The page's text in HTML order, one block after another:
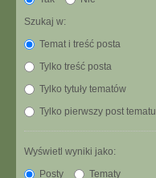
Szukaj w:
Temat i treść posta
Tylko treść posta
Tylko tytuły tematów
Tylko pierwszy post tematu
Wyświetl wyniki jako:
Posty
Tematy